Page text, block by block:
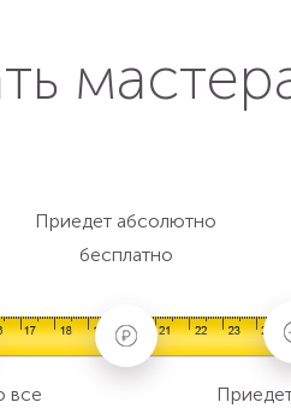
все
Приедет абсолютно
бесплатно